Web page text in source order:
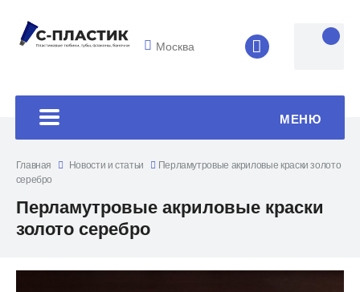
Москва 8 (4852) 33-
МЕНЮ
Главная Новости и статьи
Перламутровые акриловые краски золото
серебро
Перламутровые акриловые краски
золото серебро